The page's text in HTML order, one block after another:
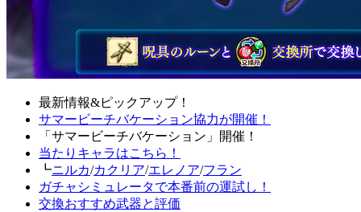
最新情報&ピックアップ！
サマービーチバケーション協力が開催！
「サマービーチバケーション」開催！
当たりキャラはこちら！
┗ニルカ/カクリア/エレノア/フラン
ガチャシミュレータで本番前の運試し！
交換おすすめ武器と評価